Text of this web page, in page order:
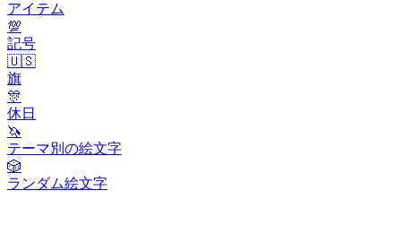
アイテム
💯
記号
🇺🇸
旗
🎊
休日
🦄
テーマ別の絵文字
🎲
ランダム絵文字